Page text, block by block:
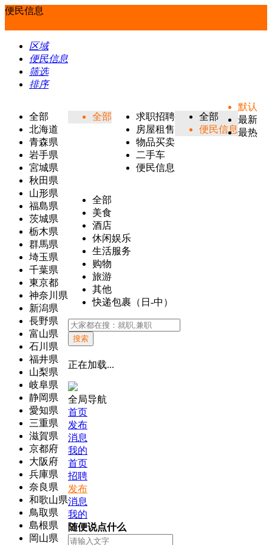
便民信息
区域
便民信息
筛选
排序
全部
北海道
青森県
岩手県
宮城県
秋田県
山形県
福島県
茨城県
栃木県
群馬県
埼玉県
千葉県
東京都
神奈川県
新潟県
長野県
富山県
石川県
福井県
山梨県
岐阜県
静岡県
愛知県
三重県
滋賀県
京都府
大阪府
兵庫県
奈良県
和歌山県
鳥取県
島根県
岡山県
全部
求职招聘
房屋租售
物品买卖
二手车
便民信息
全部
便民信息
全部
美食
酒店
休闲娱乐
生活服务
购物
旅游
其他
快递包裹（日-中）
默认
最新
最热
搜索
正在加载...
全局导航
首页
发布
消息
我的
首页
招聘
发布
消息
我的
随便说点什么